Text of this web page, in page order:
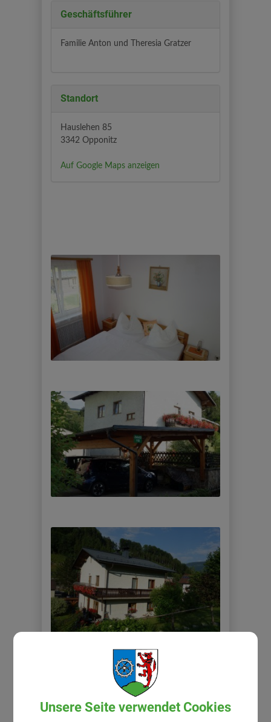
Geschäftsführer
Familie Anton und Theresia Gratzer
Standort
Hauslehen 85
3342 Opponitz
Auf Google Maps anzeigen
Unsere Seite verwendet Cookies